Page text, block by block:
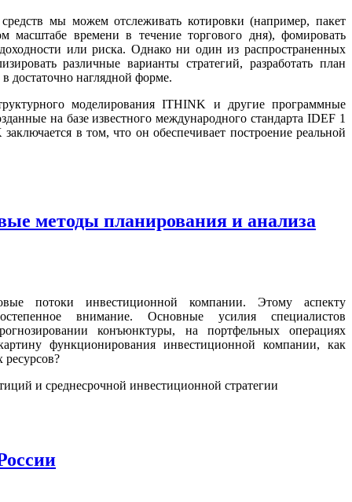
мы можем отслеживать котировки (например, пакет
масштабе времени в течение торгового дня), фомировать
или риска. Однако ни один из распространенных
различные варианты стратегий, разработать план
достаточно наглядной форме.
моделирования ITHINK и другие программные
на базе известного международного стандарта IDEF 1
в том, что он обеспечивает построение реальной
методы планирования и анализа
потоки инвестиционной компании. Этому аспекту
внимание. Основные усилия специалистов
конъюнктуры, на портфельных операциях
функционирования инвестиционной компании, как
ресурсов?
и среднесрочной инвестиционной стратегии